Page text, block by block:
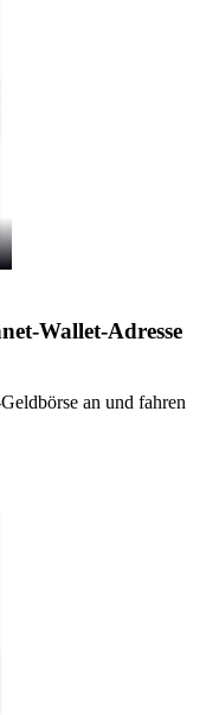
Wallet-Adresse
an und fahren